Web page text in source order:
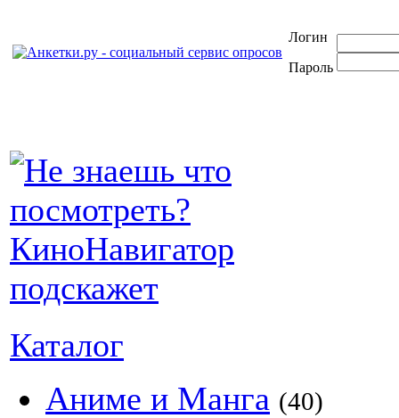
Логин
Пароль
Каталог
Аниме и Манга (40)